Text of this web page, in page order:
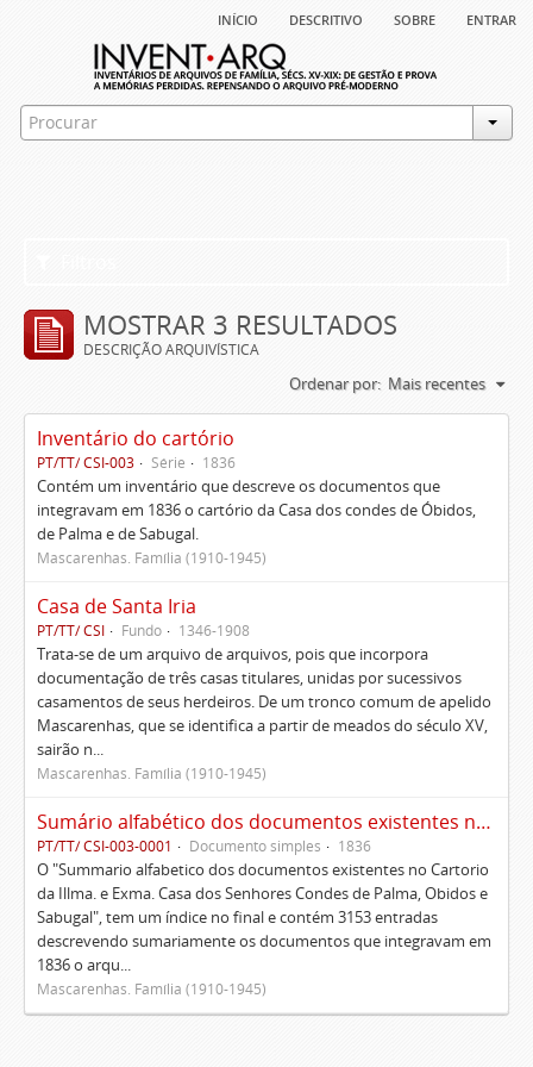
início descritivo sobre entrar
MOSTRAR 3 RESULTADOS
DESCRIÇÃO ARQUIVÍSTICA
Ordenar por: Mais recentes
Inventário do cartório
PT/TT/ CSI-003 Série 1836
Contém um inventário que descreve os documentos que
integravam em 1836 o cartório da Casa dos condes de Óbidos,
de Palma e de Sabugal.
Mascarenhas. Família (1910-1945)
Casa de Santa Iria
PT/TT/ CSI Fundo 1346-1908
Trata-se de um arquivo de arquivos, pois que incorpora
documentação de três casas titulares, unidas por sucessivos
casamentos de seus herdeiros. De um tronco comum de apelido
Mascarenhas, que se identifica a partir de meados do século XV,
sairão n...
Mascarenhas. Família (1910-1945)
Sumário alfabético dos documentos existentes no Cartório da Ilustríssima e Excelentíssima Casa dos senhores condes de Palma, Óbidos e Sabugal
PT/TT/ CSI-003-0001 Documento simples 1836
O "Summario alfabetico dos documentos existentes no Cartorio
da Illma. e Exma. Casa dos Senhores Condes de Palma, Obidos e
Sabugal", tem um índice no final e contém 3153 entradas
descrevendo sumariamente os documentos que integravam em
1836 o arqu...
Mascarenhas. Família (1910-1945)